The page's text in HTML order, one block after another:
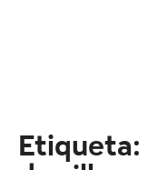
Etiqueta: